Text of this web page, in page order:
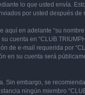
lo que usted envía.
por usted después
en adelante “su
cuenta en “CLUB
de e-mail requerida por
en su cuenta será
embargo, se
ningún miembro